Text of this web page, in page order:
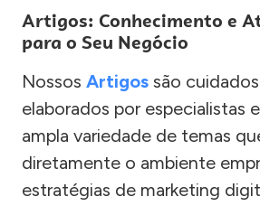
Artigos: Conhecimento e
para o Seu Negócio
Nossos Artigos são
elaborados por especialistas
ampla variedade de temas
diretamente o ambiente
estratégias de marketing